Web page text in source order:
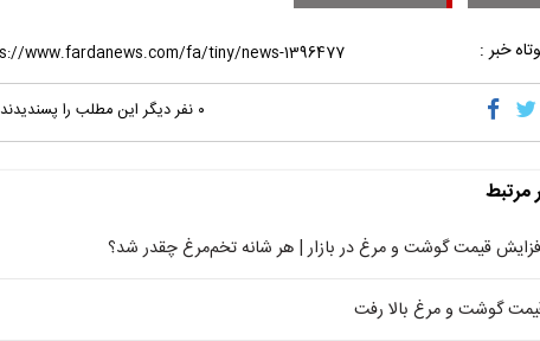
خبر :
۰ نفر دیگر این مطلب را پسندیدند
مرتبط
قیمت‌ گوشت و مرغ در بازار | هر شانه تخم‌مرغ چقدر شد؟
گوشت و مرغ بالا رفت